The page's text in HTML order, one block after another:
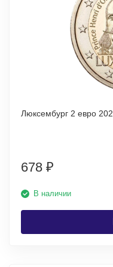
678 ₽
В наличии